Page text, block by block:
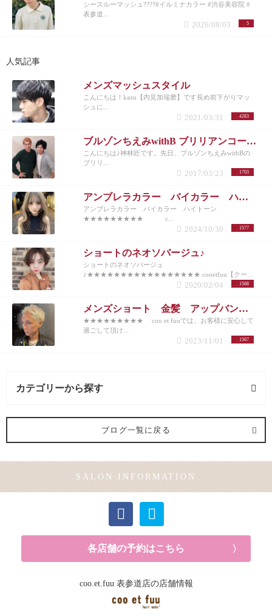
シースルーマッシュ????#イルミナカラー #渋谷美容院 #
表参道...
5
2026/08/03
人気記事
メンズマッシュスタイル
こんにちは！kazu【内見加瑞磨】です長め前下がりマッ
シュに...
4283
2021/03/31
ブルゾンちえみwithB ブリリアンコージ君♪
こんにちは♪神林匠です。先日、ブルゾンちえみwithBの
ブリリ...
1703
2017/03/23
アンブレラカラー バイカラー ハイトーン
アンブレラカラー バイカラー ハイトーン
★★★★★★★★★ c...
1577
2024/10/30
ショートのネオソバージュ♪
ショートのネオソバージュ
♪★★★★★★★★★★★★★★★★★ cooetfuu【クー...
1568
2020/02/04
メンズショート 金髪 アップバング 10代20代30代40代50代
★★★★★★★★★ coo et fuuでは、お客様に安心して
過ごして頂け...
1567
2023/11/01
カテゴリーから探す
ヘアメイク (1記事)
ブログ一覧に戻る
SALON INFORMATION
各店舗の予約はこちら
coo.et.fuu 表参道店の店舗情報